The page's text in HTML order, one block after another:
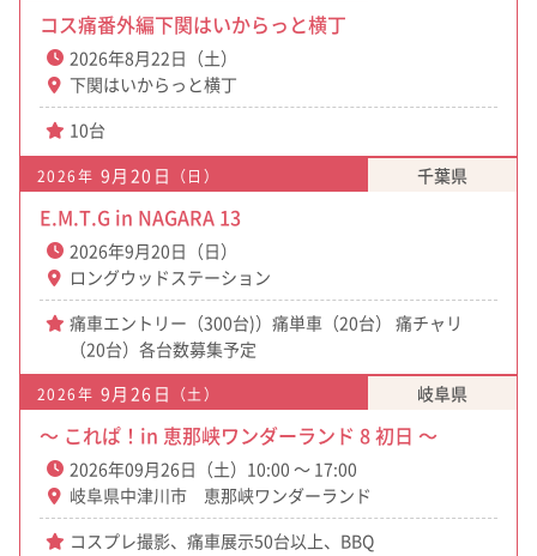
コス痛番外編下関はいからっと横丁
2026年8月22日（土）
下関はいからっと横丁
10台
2026年 9月20日 （日） 千葉県
E.M.T.G in NAGARA 13
2026年9月20日（日）
ロングウッドステーション
痛車エントリー（300台)）痛単車（20台） 痛チャリ
（20台）各台数募集予定
2026年 9月26日 （土） 岐阜県
～ これぱ！in 恵那峡ワンダーランド 8 初日 ～
2026年09月26日（土）10:00 ～ 17:00
岐阜県中津川市 恵那峡ワンダーランド
コスプレ撮影、痛車展示50台以上、BBQ